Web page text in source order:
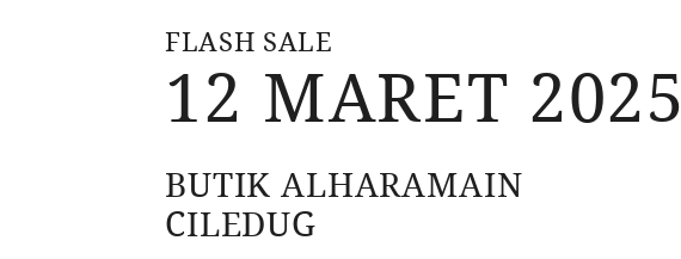
FLASH SALE
12 MARET 2025
BUTIK ALHARAMAIN
CILEDUG